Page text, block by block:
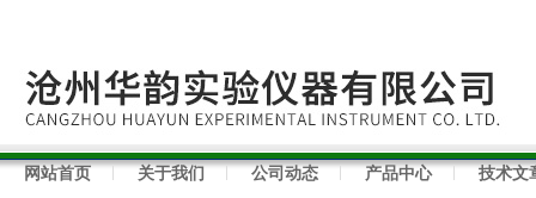
网站首页 关于我们 公司动态 产品中心 技术文